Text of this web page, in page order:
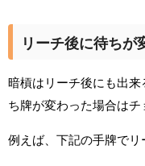
リーチ後に待ちが
暗槓はリーチ後にも出
ち牌が変わった場合はチ
例えば、下記の手牌でリ